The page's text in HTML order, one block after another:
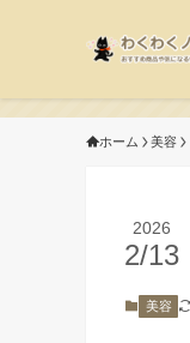
ホーム 美容
2026
2/13
美容